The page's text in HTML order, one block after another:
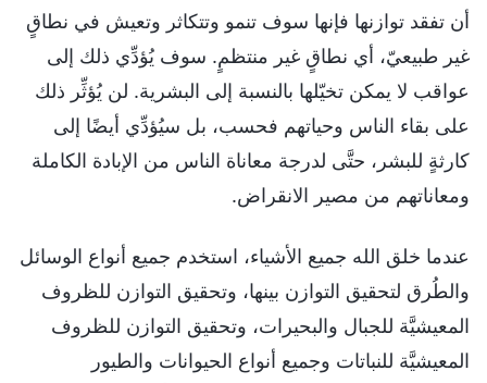
أن تفقد توازنها فإنها سوف تنمو وتتكاثر وتعيش في نطاقٍ
غير طبيعيّ، أي نطاقٍ غير منتظمٍ. سوف يُؤدِّي ذلك إلى
عواقب لا يمكن تخيّلها بالنسبة إلى البشرية. لن يُؤثِّر ذلك
على بقاء الناس وحياتهم فحسب، بل سيُؤدِّي أيضًا إلى
كارثةٍ للبشر، حتَّى لدرجة معاناة الناس من الإبادة الكاملة
ومعاناتهم من مصير الانقراض.
عندما خلق الله جميع الأشياء، استخدم جميع أنواع الوسائل
والطُرق لتحقيق التوازن بينها، وتحقيق التوازن للظروف
المعيشيَّة للجبال والبحيرات، وتحقيق التوازن للظروف
المعيشيَّة للنباتات وجميع أنواع الحيوانات والطيور